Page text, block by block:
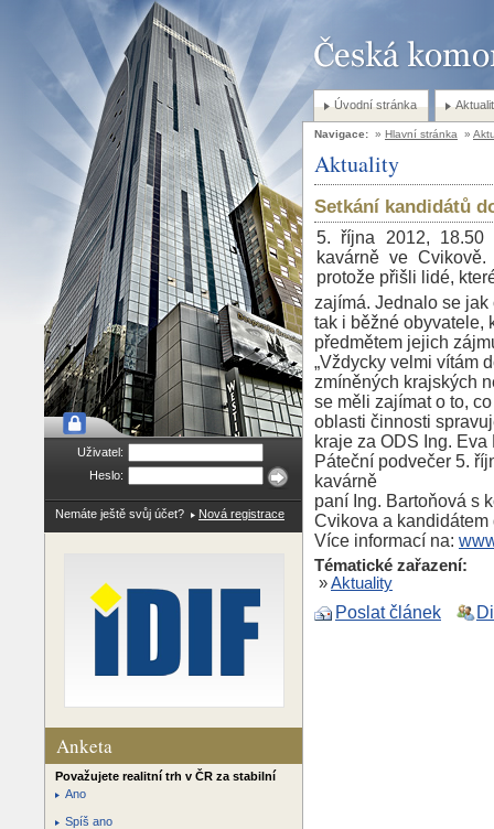
Uživatel:
Heslo:
Nemáte ještě svůj účet? Nová registrace
Anketa
Považujete realitní trh v ČR za stabilní
Ano
Spíš ano
Úvodní stránka
Navigace: » Hlavní stránka »
Aktuality
Setkání kandidátů
5. října 2012, 18.50
kavárně ve
protože přišli lidé,
zajímá. Jednalo se
tak i běžné obyvatele,
předmětem jejich
„Vždycky velmi vítám
zmíněných krajských
se měli zajímat o to,
oblasti činnosti
kraje za ODS Ing. Eva
Páteční podvečer 5.
kavárně
paní Ing. Bartoňová s
Cvikova a
Více informací na:
Tématické zařazení:
»Aktuality
Poslat článek